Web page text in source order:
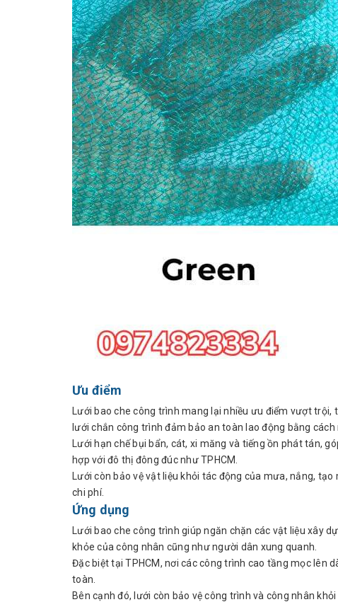
Ưu điểm
Lưới bao che công trình mang lại nhiều ưu điểm vượt
lưới chắn công trình đảm bảo an toàn lao động bằng
Lưới hạn chế bụi bẩn, cát, xi măng và tiếng ồn phát tán,
hợp với đô thị đông đúc như TPHCM.
Lưới còn bảo vệ vật liệu khỏi tác động của mưa, nắng,
chi phí.
Ứng dụng
Lưới bao che công trình giúp ngăn chặn các vật liệu xây
khỏe của công nhân cũng như người dân xung quanh.
Đặc biệt tại TPHCM, nơi các công trình cao tầng mọc lên
toàn.
Bên cạnh đó, lưới còn bảo vệ công trình và công nhân